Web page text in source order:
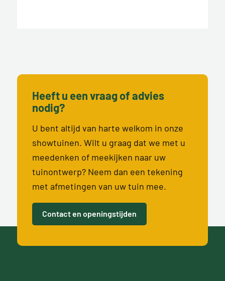
Heeft u een vraag of advies
nodig?
U bent altijd van harte welkom in onze
showtuinen. Wilt u graag dat we met u
meedenken of meekijken naar uw
tuinontwerp? Neem dan een tekening
met afmetingen van uw tuin mee.
Contact en openingstijden